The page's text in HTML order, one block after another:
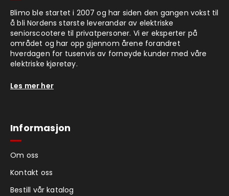
Blimo ble startet i 2007 og har siden den gangen vokst til
å bli Nordens største leverandør av elektriske
seniorscootere til privatpersoner. Vi er eksperter på
området og har opp gjennom årene forandret
hverdagen for tusenvis av fornøyde kunder med våre
elektriske kjøretøy.
Les mer her
Informasjon
Om oss
Kontakt oss
Bestill vår katalog